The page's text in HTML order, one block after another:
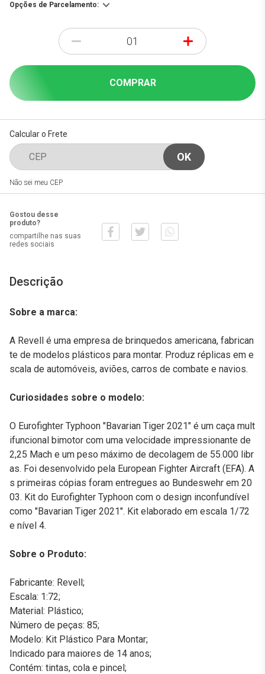
Opções de Parcelamento:
- +
COMPRAR
Calcular o Frete
Não sei meu CEP
Gostou desse
produto?
compartilhe nas suas
redes sociais
Descrição
Sobre a marca:
A Revell é uma empresa de brinquedos americana, fabrican
te de modelos plásticos para montar. Produz réplicas em e
scala de automóveis, aviões, carros de combate e navios.
Curiosidades sobre o modelo:
O Eurofighter Typhoon "Bavarian Tiger 2021" é um caça mult
ifuncional bimotor com uma velocidade impressionante de
2,25 Mach e um peso máximo de decolagem de 55.000 libr
as. Foi desenvolvido pela European Fighter Aircraft (EFA). A
s primeiras cópias foram entregues ao Bundeswehr em 20
03. Kit do Eurofighter Typhoon com o design inconfundível
como "Bavarian Tiger 2021". Kit elaborado em escala 1/72
e nível 4.
Sobre o Produto:
Fabricante: Revell;
Escala: 1:72;
Material: Plástico;
Número de peças: 85;
Modelo: Kit Plástico Para Montar;
Indicado para maiores de 14 anos;
Contém: tintas, cola e pincel;